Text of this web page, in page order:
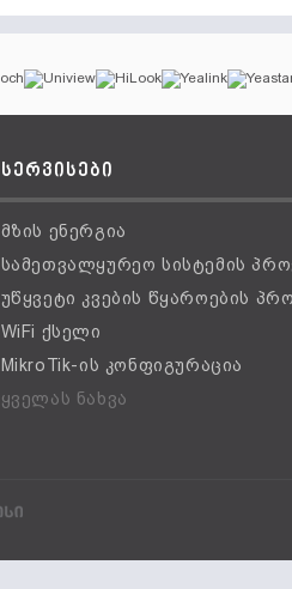
სერვისები
მზის ენერგია
სამეთვალყურეო სისტემის
უწყვეტი კვების წყაროების
WiFi ქსელი
MikroTik-ის კონფიგურაცია
ყველას ნახვა